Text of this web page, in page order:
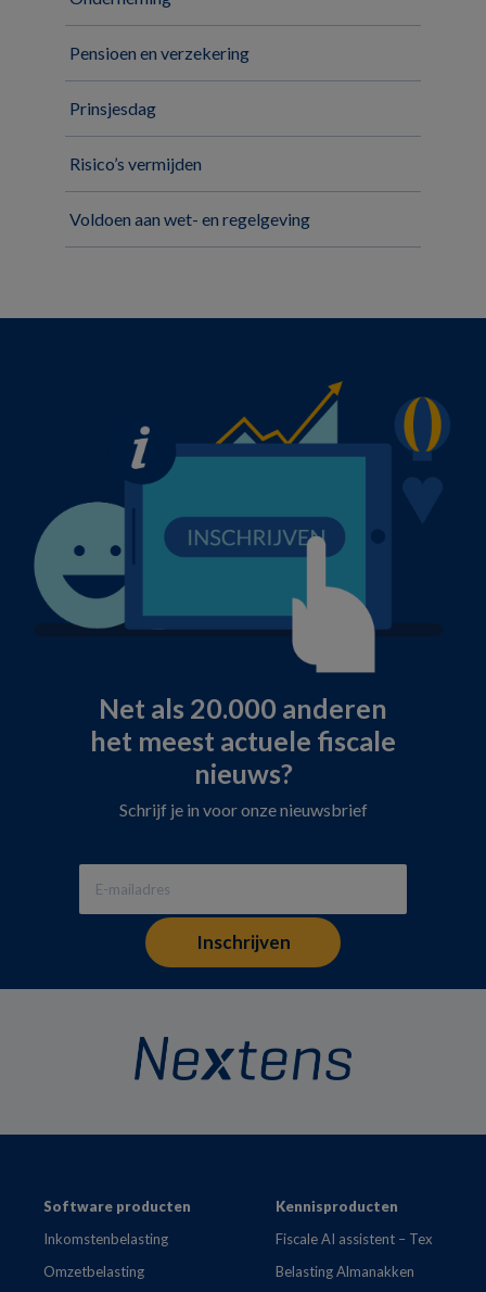
Pensioen en verzekering
Prinsjesdag
Risico’s vermijden
Voldoen aan wet- en regelgeving
Net als 20.000 anderen
het meest actuele fiscale
nieuws?
Schrijf je in voor onze nieuwsbrief
FooterSoftware producten
Inkomstenbelasting
Omzetbelasting
Kennisproducten
Fiscale AI assistent – Tex
Belasting Almanakken